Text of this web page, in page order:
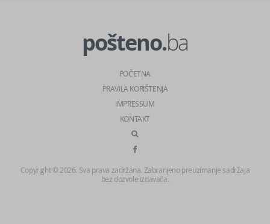
pošteno.ba
POČETNA
PRAVILA KORIŠTENJA
IMPRESSUM
KONTAKT
Copyright © 2026. Sva prava zadržana. Zabranjeno preuzimanje sadržaja
bez dozvole izdavača.